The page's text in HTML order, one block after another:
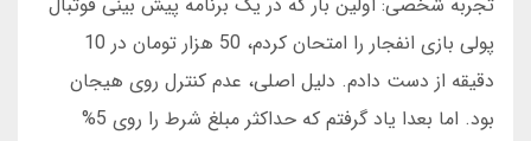
پولی بازی انفجار را امتحان کردم، 50 هزار تومان در 10
دقیقه از دست دادم. دلیل اصلی، عدم کنترل روی هیجان
بود. اما بعدا یاد گرفتم که حداکثر مبلغ شرط را روی 5%